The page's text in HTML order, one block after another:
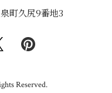
町久尻9番地3
Reserved.